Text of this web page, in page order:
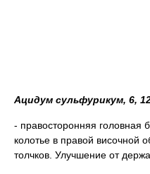
Ацидум сульфурикум, 6,
- правосторонняя головная
колотье в правой
толчков. Улучшение от